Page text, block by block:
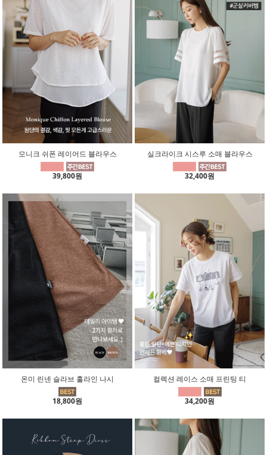
모니크 쉬폰 레이어드 블라우스
39,800원
실크라이크 시스루 소매 블라우스
32,400원
온미 린넨 슬라브 훌라인 나시
18,800원
컬렉션 레이스 소매 프린팅 티
34,200원